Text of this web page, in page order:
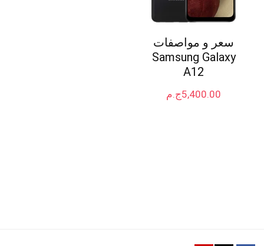
سعر و مواصفات
Samsung Galaxy
A12
ج.م5,400.00